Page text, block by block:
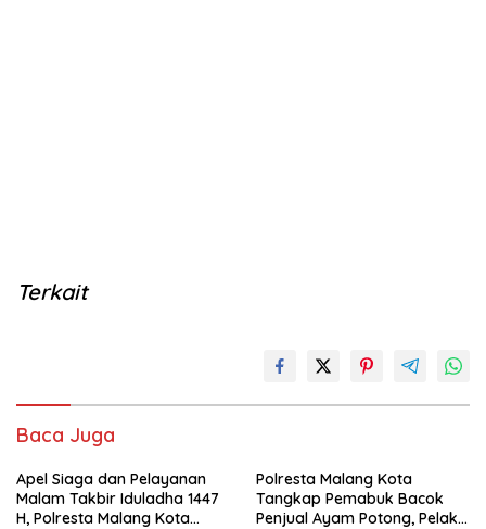
Terkait
Baca Juga
Apel Siaga dan Pelayanan
Malam Takbir Iduladha 1447
H, Polresta Malang Kota
Polresta Malang Kota
Tangkap Pemabuk Bacok
Penjual Ayam Potong, Pelaku